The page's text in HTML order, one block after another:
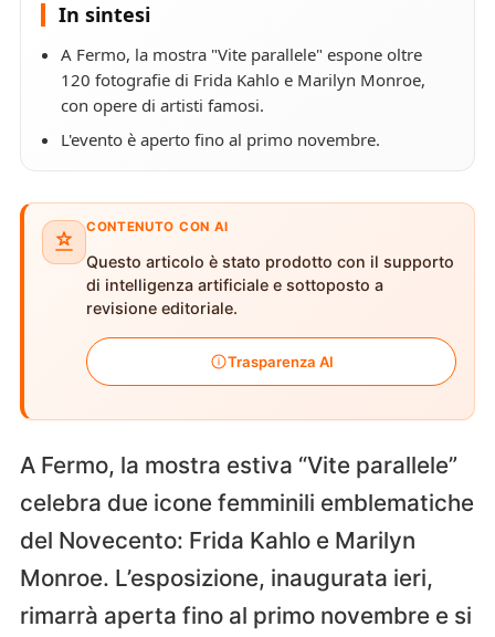
In sintesi
A Fermo, la mostra "Vite parallele" espone oltre
120 fotografie di Frida Kahlo e Marilyn Monroe,
con opere di artisti famosi.
L'evento è aperto fino al primo novembre.
CONTENUTO CON AI
Questo articolo è stato prodotto con il supporto
di intelligenza artificiale e sottoposto a
revisione editoriale.
Trasparenza AI
A Fermo, la mostra estiva “Vite parallele”
celebra due icone femminili emblematiche
del Novecento: Frida Kahlo e Marilyn
Monroe. L’esposizione, inaugurata ieri,
rimarrà aperta fino al primo novembre e si